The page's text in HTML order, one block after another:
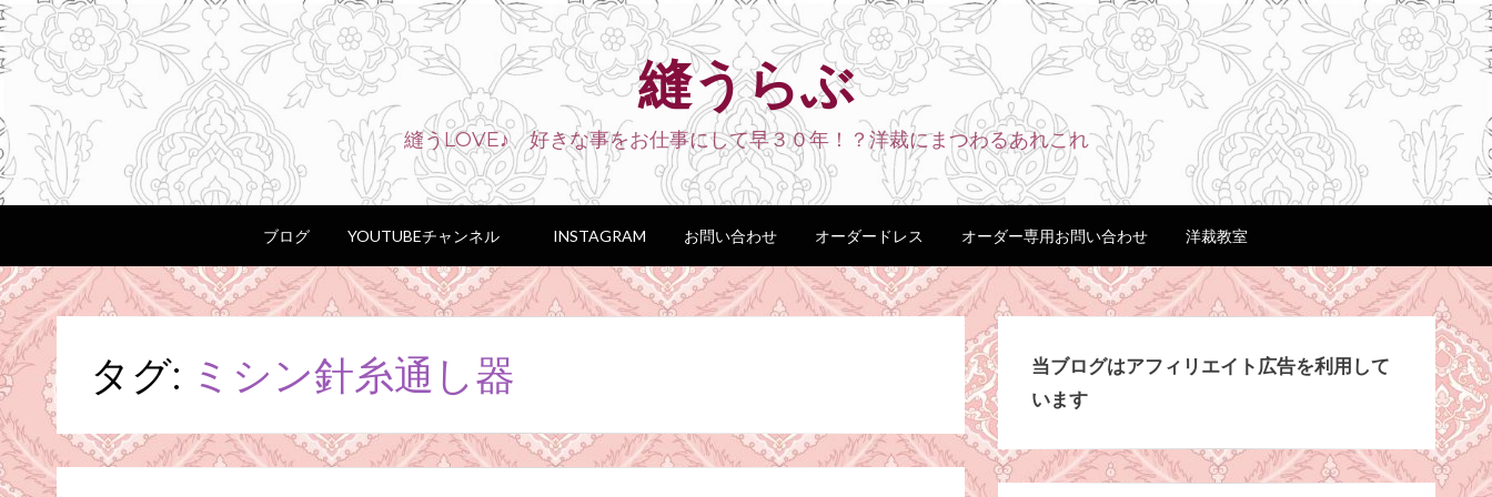
縫うらぶ
縫うLOVE♪ 好きな事をお仕事にして早３０年！？洋裁にまつわるあれこれ
ブログ YOUTUBEチャンネル INSTAGRAM お問い合わせ オーダードレス オーダー専用お問い合わせ 洋裁教室
タグ: ミシン針糸通し器
当ブログはアフィリエイト広告を利用して
います